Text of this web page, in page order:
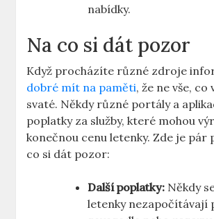
nabídky.
Na co si dát pozor
Když procházíte různé zdroje
dobré mít na paměti, že ne vše, co
svaté. Někdy různé portály a
poplatky za služby, které mohou
konečnou cenu letenky. Zde je pár
co si dát pozor:
Další poplatky: Někdy
letenky nezapočítávají